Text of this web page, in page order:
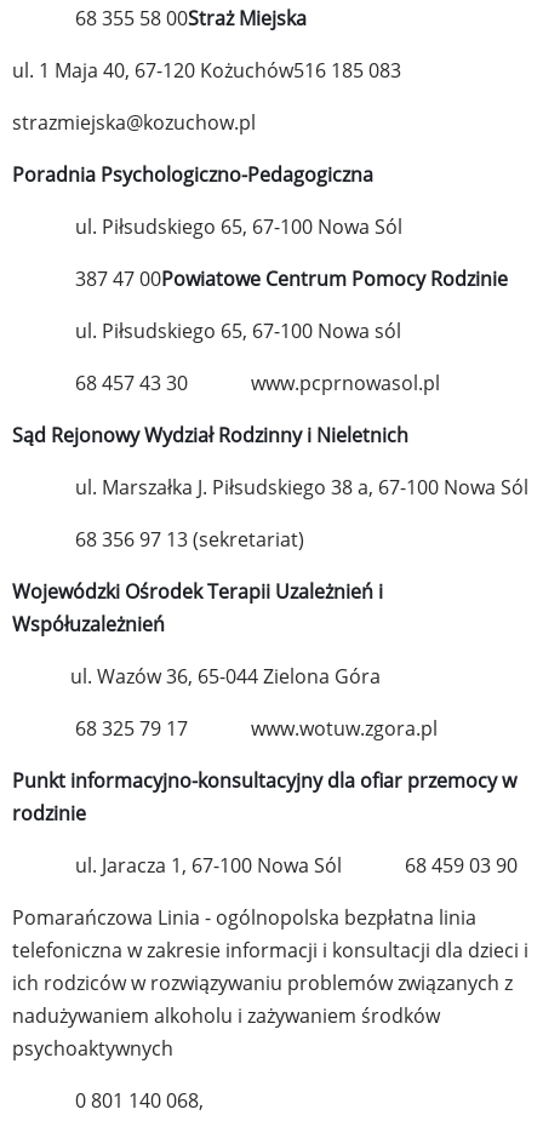
68 355 58 00Straż Miejska
ul. 1 Maja 40, 67-120 Kożuchów516 185 083
strazmiejska@kozuchow.pl
Poradnia Psychologiczno-Pedagogiczna
ul. Piłsudskiego 65, 67-100 Nowa Sól
387 47 00Powiatowe Centrum Pomocy Rodzinie
ul. Piłsudskiego 65, 67-100 Nowa sól
68 457 43 30 www.pcprnowasol.pl
Sąd Rejonowy Wydział Rodzinny i Nieletnich
ul. Marszałka J. Piłsudskiego 38 a, 67-100 Nowa Sól
68 356 97 13 (sekretariat)
Wojewódzki Ośrodek Terapii Uzależnień i
Współuzależnień
ul. Wazów 36, 65-044 Zielona Góra
68 325 79 17 www.wotuw.zgora.pl
Punkt informacyjno-konsultacyjny dla ofiar przemocy w
rodzinie
ul. Jaracza 1, 67-100 Nowa Sól 68 459 03 90
Pomarańczowa Linia - ogólnopolska bezpłatna linia
telefoniczna w zakresie informacji i konsultacji dla dzieci i
ich rodziców w rozwiązywaniu problemów związanych z
nadużywaniem alkoholu i zażywaniem środków
psychoaktywnych
0 801 140 068,